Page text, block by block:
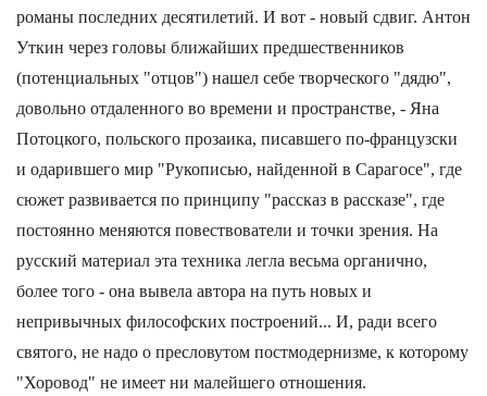
романы последних десятилетий. И вот - новый сдвиг. Антон
Уткин через головы ближайших предшественников
(потенциальных "отцов") нашел себе творческого "дядю",
довольно отдаленного во времени и пространстве, - Яна
Потоцкого, польского прозаика, писавшего по-французски
и одарившего мир "Рукописью, найденной в Сарагосе", где
сюжет развивается по принципу "рассказ в рассказе", где
постоянно меняются повествователи и точки зрения. На
русский материал эта техника легла весьма органично,
более того - она вывела автора на путь новых и
непривычных философских построений... И, ради всего
святого, не надо о пресловутом постмодернизме, к которому
"Хоровод" не имеет ни малейшего отношения.